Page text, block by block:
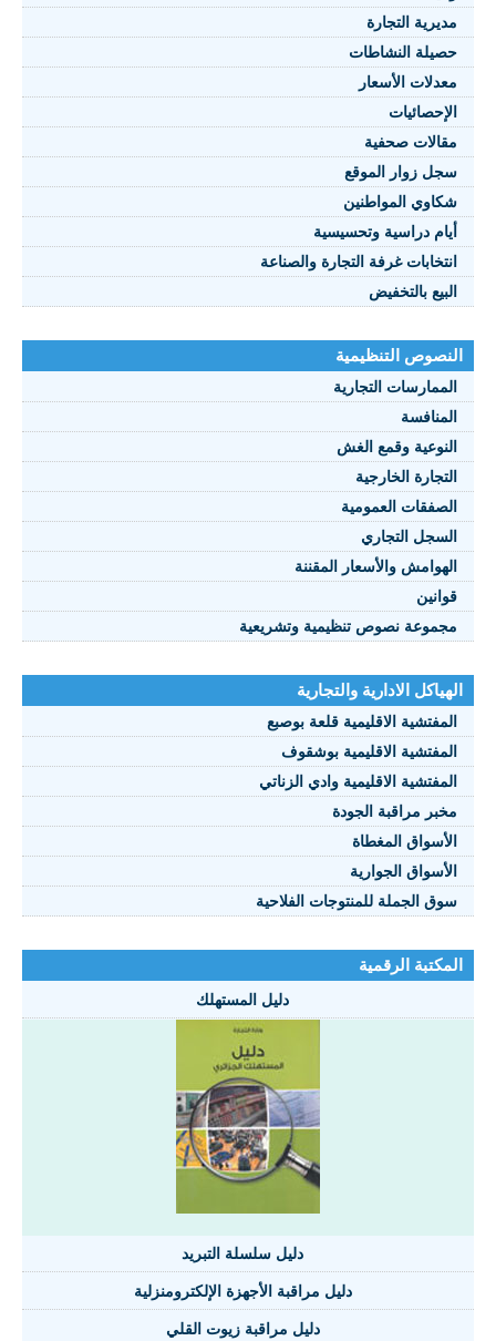
النصوص 2021
FRANÇAIS
مديرية التجارة
حصيلة النشاطات
معدلات الأسعار
الإحصائيات
مقالات صحفية
سجل زوار الموقع
شكاوي المواطنين
أيام دراسية وتحسيسية
انتخابات غرفة التجارة والصناعة
البيع بالتخفيض
النصوص التنظيمية
الممارسات التجارية
المنافسة
النوعية وقمع الغش
التجارة الخارجية
الصفقات العمومية
السجل التجاري
الهوامش والأسعار المقننة
قوانين
مجموعة نصوص تنظيمية وتشريعية
الهياكل الادارية والتجارية
المفتشية الاقليمية قلعة بوصبع
المفتشية الاقليمية بوشقوف
المفتشية الاقليمية وادي الزناتي
مخبر مراقبة الجودة
الأسواق المغطاة
الأسواق الجوارية
سوق الجملة للمنتوجات الفلاحية
المكتبة الرقمية
دليل المستهلك
دليل سلسلة التبريد
دليل مراقبة الأجهزة الإلكترومنزلية
دليل مراقبة زيوت القلي